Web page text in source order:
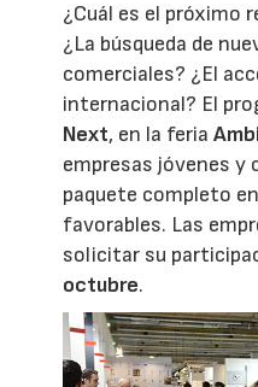
¿Cuál es el próximo
¿La búsqueda de
comerciales? ¿El
internacional? El
Next, en la feria
empresas jóvenes y
paquete completo
favorables. Las
solicitar su
octubre.